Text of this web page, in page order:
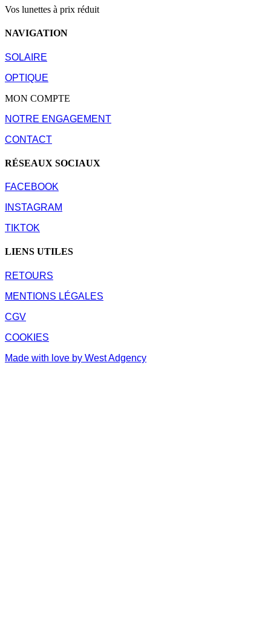
Vos lunettes à prix réduit
NAVIGATION
SOLAIRE
OPTIQUE
MON COMPTE
NOTRE ENGAGEMENT
CONTACT
RÉSEAUX SOCIAUX
FACEBOOK
INSTAGRAM
TIKTOK
LIENS UTILES
RETOURS
MENTIONS LÉGALES
CGV
COOKIES
Made with love by West Adgency